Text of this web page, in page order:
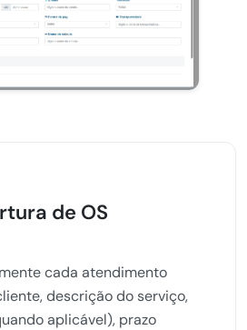
de OS
cada atendimento
descrição do serviço,
aplicável), prazo